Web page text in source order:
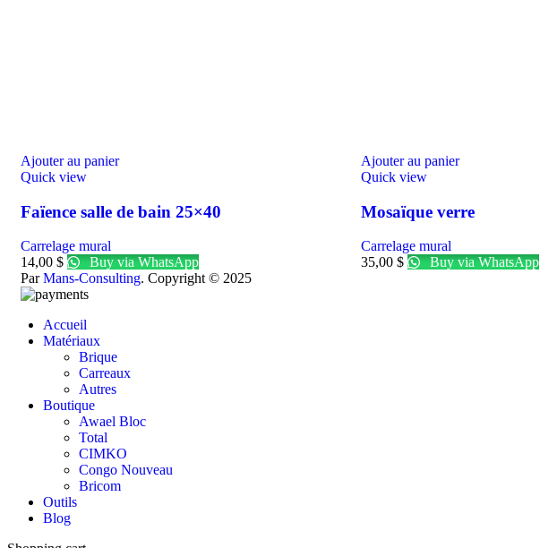
Ajouter au panier
Quick view
Faïence salle de bain 25×40
Carrelage mural
14,00 $ Buy via WhatsApp
Ajouter au panier
Quick view
Mosaïque verre
Carrelage mural
35,00 $
Buy via WhatsApp
ParMans-Consulting. Copyright © 2025
Accueil
Matériaux
Brique
Carreaux
Autres
Boutique
Awael Bloc
Total
CIMKO
Congo Nouveau
Bricom
Outils
Blog